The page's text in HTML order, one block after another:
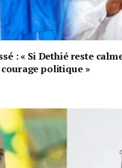
: « Si Dethié reste
politique »